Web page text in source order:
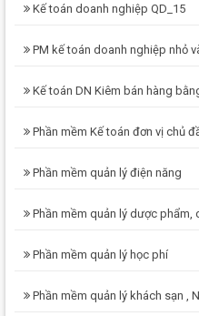
Kế toán doanh nghiệp QD_15
PM kế toán doanh nghiệp nhỏ
Kế toán DN Kiêm bán hàng
Phần mềm Kế toán đơn vị chủ
Phần mềm quản lý điện năng
Phần mềm quản lý dược phẩm,
Phần mềm quản lý học phí
Phần mềm quản lý khách sạn ,